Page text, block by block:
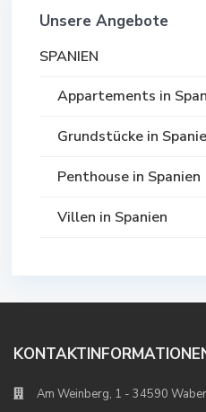
Unsere Angebote
SPANIEN
Appartements in
Grundstücke in
Penthouse in Spanien
Villen in Spanien
Am Weinberg, 1 - 34590